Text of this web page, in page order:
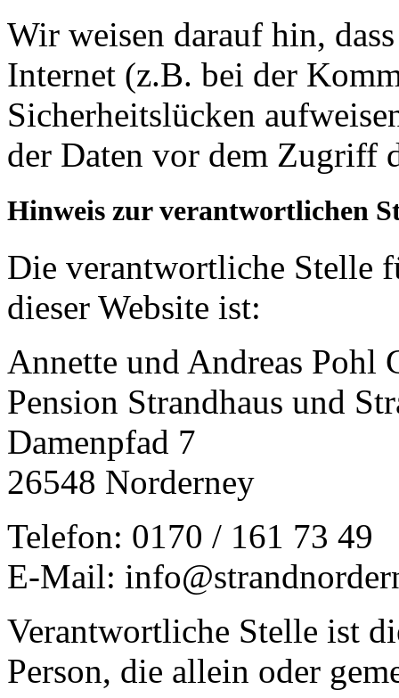
Wir weisen darauf hin,
Internet (z.B. bei der
Sicherheitslücken
der Daten vor dem Zugriff
Hinweis zur verantwortlichen
Die verantwortliche Stelle
dieser Website ist:
Annette und Andreas Pohl
Pension Strandhaus und
Damenpfad 7
26548 Norderney
Telefon: 0170 / 161 73 49
E-Mail:
Verantwortliche Stelle ist
Person, die allein oder